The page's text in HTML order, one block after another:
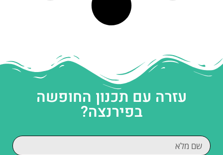
עזרה עם תכנון החופשה
בפירנצה?